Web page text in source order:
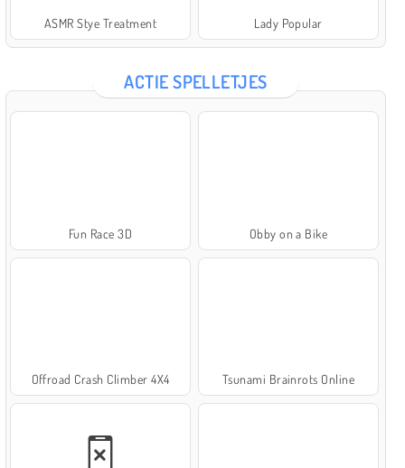
ASMR Stye Treatment Lady Popular
ACTIE SPELLETJES
Fun Race 3D Obby on a Bike
Offroad Crash Climber 4X4 Tsunami Brainrots Online